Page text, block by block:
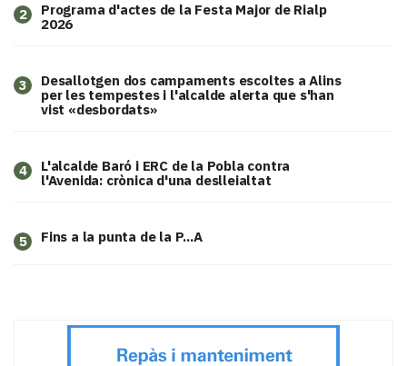
2
Programa d'actes de la Festa Major de Rialp
2026
3
​Desallotgen dos campaments escoltes a Alins
per les tempestes i l'alcalde alerta que s'han
vist «desbordats»
4
L'alcalde Baró i ERC de la Pobla contra
l'Avenida: crònica d'una deslleialtat
5 Fins a la punta de la P...A